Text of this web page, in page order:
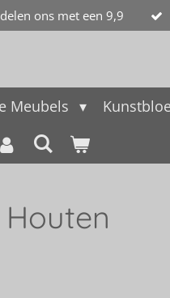
ons met een 9,9
Meubels